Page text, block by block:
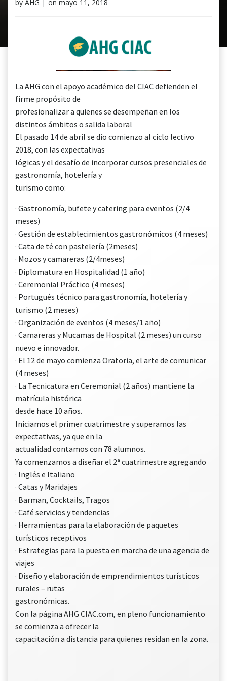
by AHG | on mayo 11, 2018
​​La AHG con el apoyo académico del CIAC defienden el
firme propósito de
profesionalizar a quienes se desempeñan en los
distintos ámbitos o salida laboral
El pasado 14 de abril se dio comienzo al ciclo lectivo
2018, con las expectativas
lógicas y el desafío de incorporar cursos presenciales de
gastronomía, hotelería y
turismo como:
· Gastronomía, bufete y catering para eventos (2/4
meses)
· Gestión de establecimientos gastronómicos (4 meses)
· Cata de té con pastelería (2meses)
· Mozos y camareras (2/4meses)
· Diplomatura en Hospitalidad (1 año)
· Ceremonial Práctico (4 meses)
· Portugués técnico para gastronomía, hotelería y
turismo (2 meses)
· Organización de eventos (4 meses/1 año)
· Camareras y Mucamas de Hospital (2 meses) un curso
nuevo e innovador.
· El 12 de mayo comienza Oratoria, el arte de comunicar
(4 meses)
· La Tecnicatura en Ceremonial (2 años) mantiene la
matrícula histórica
desde hace 10 años.
Iniciamos el primer cuatrimestre y superamos las
expectativas, ya que en la
actualidad contamos con 78 alumnos.
Ya comenzamos a diseñar el 2ª cuatrimestre agregando
· Inglés e Italiano
· Catas y Maridajes
· Barman, Cocktails, Tragos
· Café servicios y tendencias
· Herramientas para la elaboración de paquetes
turísticos receptivos
· Estrategias para la puesta en marcha de una agencia de
viajes
· Diseño y elaboración de emprendimientos turísticos
rurales – rutas
gastronómicas.
Con la página AHG CIAC.com, en pleno funcionamiento
se comienza a ofrecer la
capacitación a distancia para quienes residan en la zona.